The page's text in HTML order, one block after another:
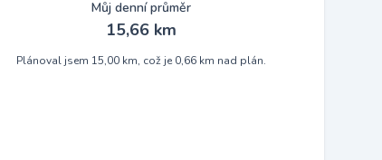
Můj denní průměr
15,66 km
Plánoval jsem 15,00 km, což je 0,66 km nad plán.